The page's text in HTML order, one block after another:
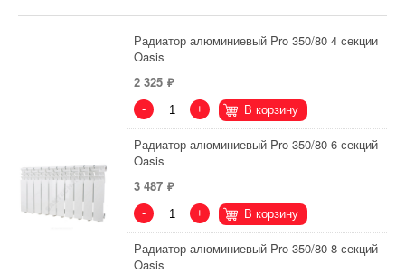
Радиатор алюминиевый Pro 350/80 4 секции
Oasis
2 325
- + В корзину
Радиатор алюминиевый Pro 350/80 6 секций
Oasis
3 487
- + В корзину
Радиатор алюминиевый Pro 350/80 8 секций
Oasis